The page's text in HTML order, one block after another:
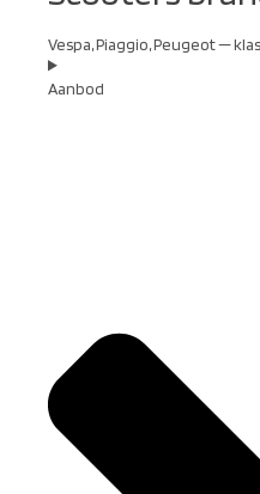
Vespa, Piaggio, Peugeot —
Aanbod